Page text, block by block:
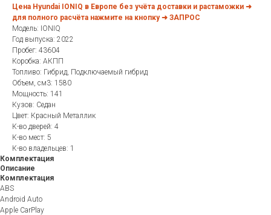
Цена Hyundai IONIQ в Европе без учёта доставки и растаможки ➜
для полного расчёта нажмите на кнопку ➜ ЗАПРОС
Модель: IONIQ
Год выпуска: 2022
Пробег: 43604
Коробка: АКПП
Топливо: Гибрид, Подключаемый гибрид
Объем, см3: 1580
Мощность: 141
Кузов: Седан
Цвет: Красный Металлик
К-во дверей: 4
К-во мест: 5
К-во владельцев: 1
Комплектация
Описание
Комплектация
ABS
Android Auto
Apple CarPlay